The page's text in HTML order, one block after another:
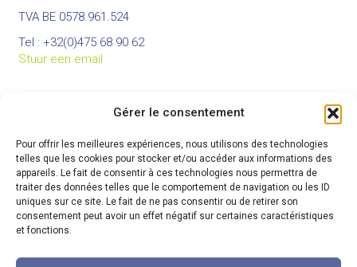
Gérer le consentement
Pour offrir les meilleures expériences, nous utilisons des technologies
telles que les cookies pour stocker et/ou accéder aux informations des
appareils. Le fait de consentir à ces technologies nous permettra de
traiter des données telles que le comportement de navigation ou les ID
uniques sur ce site. Le fait de ne pas consentir ou de retirer son
consentement peut avoir un effet négatif sur certaines caractéristiques
et fonctions.
TVA BE 0578.961.524
Tel : +32(0)475 68 90 62
Stuur een email
Bureau principal :
Rue du Colâ 82 à 7973 Beloeil
GSM : +32(0)474 80 22 19
Site web :www.cepha-rh.com
Envoyer un mail
Beloeil – Charleroi – Wavre